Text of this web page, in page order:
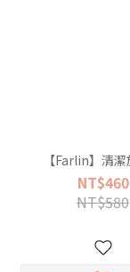
【Farlin】清
NT$460
NT$580